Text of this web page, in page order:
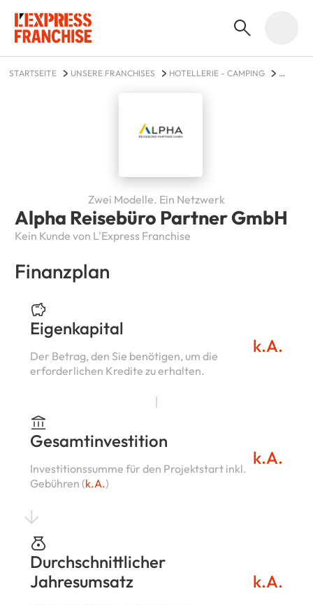
STARTSEITE UNSERE FRANCHISES
HOTELLERIE - CAMPING
Alpha Reisebüro Partner GmbH
Kein Kunde von L'Express Franchise
Zwei Modelle. Ein Netzwerk
Finanzplan
Eigenkapital
Der Betrag, den Sie benötigen, um die
erforderlichen Kredite zu erhalten.
k.A.
Gesamtinvestition
Investitionssumme für den Projektstart inkl.
Gebühren (k.A.)
k.A.
Durchschnittlicher
Jahresumsatz
k.A.